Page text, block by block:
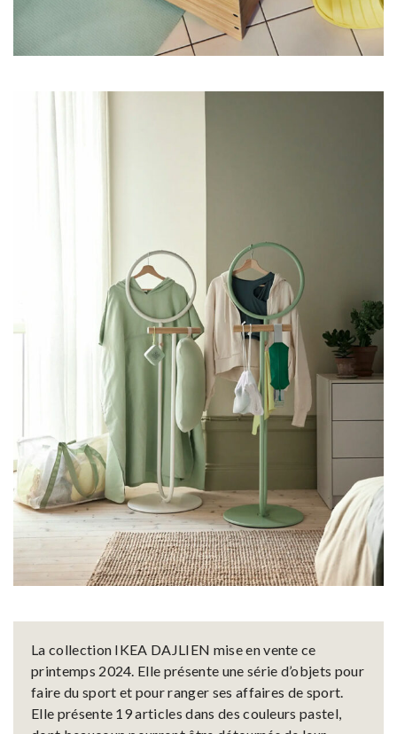
La collection IKEA DAJLIEN mise en vente ce
printemps 2024. Elle présente une série d’objets pour
faire du sport et pour ranger ses affaires de sport.
Elle présente 19 articles dans des couleurs pastel,